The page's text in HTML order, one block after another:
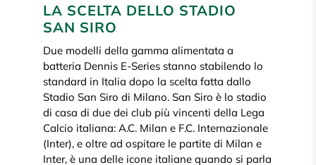
LA SCELTA DELLO STADIO
SAN SIRO
Due modelli della gamma alimentata a
batteria Dennis E-Series stanno stabilendo lo
standard in Italia dopo la scelta fatta dallo
Stadio San Siro di Milano. San Siro è lo stadio
di casa di due dei club più vincenti della Lega
Calcio italiana: A.C. Milan e F.C. Internazionale
(Inter), e oltre ad ospitare le partite di Milan e
Inter, è una delle icone italiane quando si parla